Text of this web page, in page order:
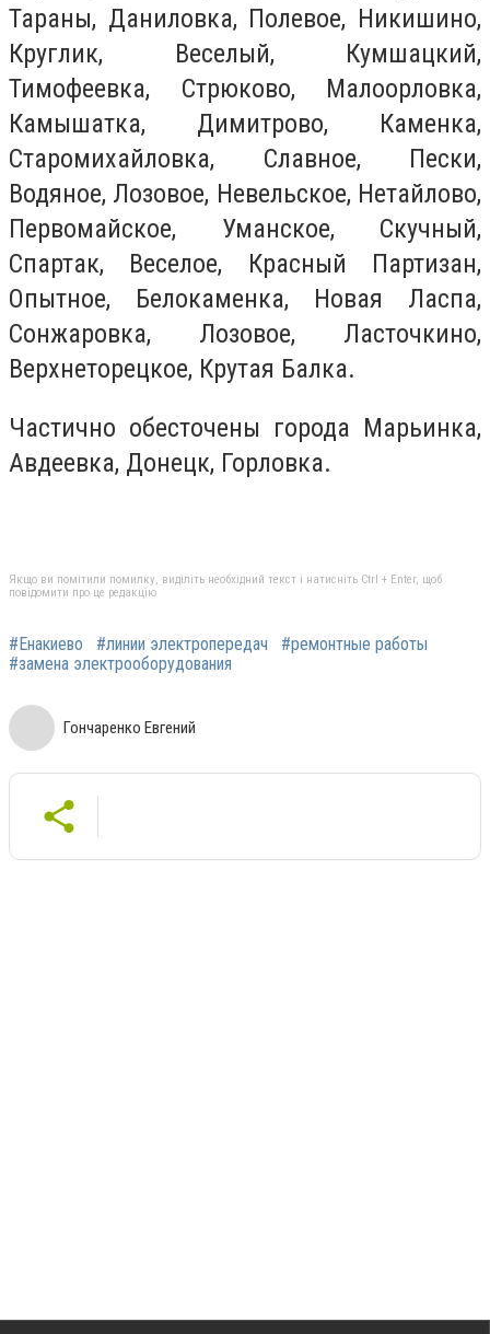
Тараны, Даниловка, Полевое, Никишино,
Круглик, Веселый, Кумшацкий,
Тимофеевка, Стрюково, Малоорловка,
Камышатка, Димитрово, Каменка,
Старомихайловка, Славное, Пески,
Водяное, Лозовое, Невельское, Нетайлово,
Первомайское, Уманское, Скучный,
Спартак, Веселое, Красный Партизан,
Опытное, Белокаменка, Новая Ласпа,
Сонжаровка, Лозовое, Ласточкино,
Верхнеторецкое, Крутая Балка.
Частично обесточены города Марьинка,
Авдеевка, Донецк, Горловка.
Якщо ви помітили помилку, виділіть необхідний текст і натисніть Ctrl + Enter, щоб
повідомити про це редакцію
#Енакиево #линии электропередач
#ремонтные работы
#замена электрооборудования
Гончаренко Евгений